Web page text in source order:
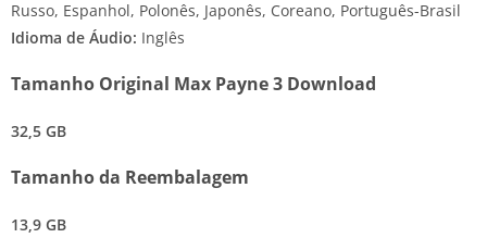
Russo, Espanhol, Polonês, Japonês, Coreano, Português-Brasil
Idioma de Áudio: Inglês
Tamanho Original Max Payne 3 Download
32,5 GB
Tamanho da Reembalagem
13,9 GB